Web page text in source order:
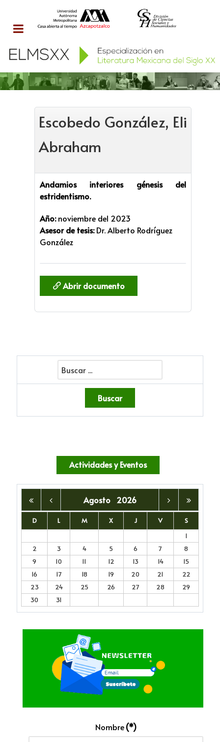
Escobedo González, Eli
Abraham
Andamios interiores génesis del
estridentismo.
Año:noviembre del 2023
Asesor de tesis:Dr. Alberto Rodríguez
González
Abrir documento
Actividades y Eventos
Agosto 2026
D L M X J V
S
1
2
3 4 5 6 7
8
9
10 11 12 13 14
15
16
17 18 19 20 21
22
23
24 25 26 27 28
29
30
31
Nombre(*)